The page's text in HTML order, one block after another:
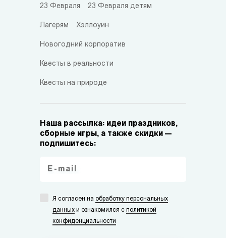
23 Февраля 23 Февраля детям
Лагерям Хэллоуин
Новогодний корпоратив
Квесты в реальности
Квесты на природе
Наша рассылка: идеи праздников,
сборные игры, а также скидки —
подпишитесь:
Я согласен на обработку персональных
данных и ознакомился с политикой
конфиденциальности